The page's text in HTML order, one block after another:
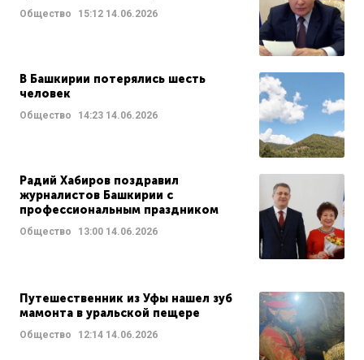
Общество 15:12 14.06.2026
В Башкирии потерялись шесть
человек
Общество 14:23 14.06.2026
Радий Хабиров поздравил
журналистов Башкирии с
профессиональным праздником
Общество 13:00 14.06.2026
Путешественник из Уфы нашел зуб
мамонта в уральской пещере
Общество 12:14 14.06.2026